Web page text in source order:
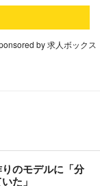
by 求人ボックス
のモデルに「分
た」